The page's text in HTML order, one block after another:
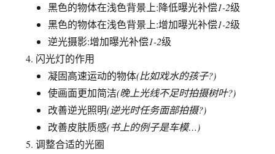
使画面更加简洁(晚上光线不足时拍摄树叶?)
改善逆光照明(逆光时任务面部拍摄?)
改善皮肤质感(书上的例子是车模…)
调整合适的光圈
浅景深拍:使用大光圈(F3.5,我的狗头只有在最大
焦距段才有这么大的光圈,杯具)
大景深拍:使用短焦距段,小光圈,然后调整成F11
或者F16甚至是F32
直方图的查看:这个书上讲的太麻烦咯,我来总结下,